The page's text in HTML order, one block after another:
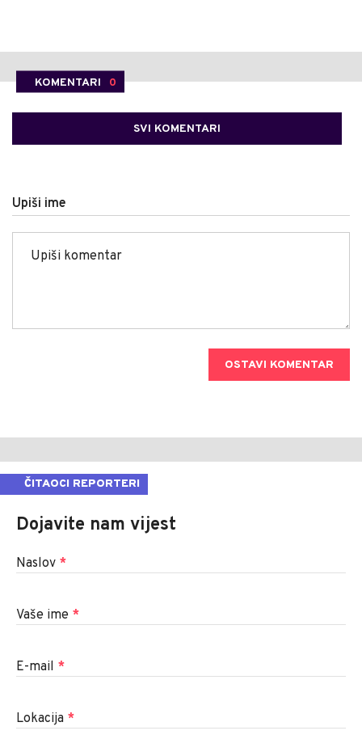
KOMENTARI 0
SVI KOMENTARI
Upiši ime
OSTAVI KOMENTAR
ČITAOCI REPORTERI
Dojavite nam vijest
Naslov *
Vaše ime *
E-mail *
Lokacija *